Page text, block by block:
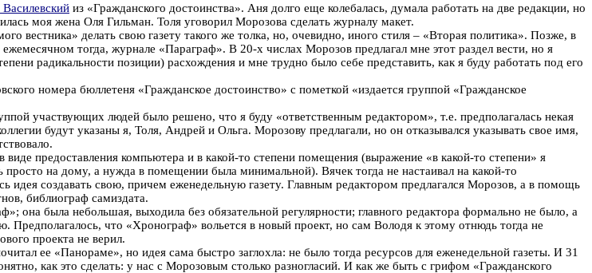
из «Гражданского достоинства». Аня долго еще колебалась, думала работать на две редакции, но
моя жена Оля Гильман. Толя уговорил Морозова сделать журналу макет.
вестника» делать свою газету такого же толка, но, очевидно, иного стиля – «Вторая политика». Позже, в
тогда, журнале «Параграф». В 20-х числах Морозов предлагал мне этот раздел вести, но я
радикальности позиции) расхождения и мне трудно было себе представить, как я буду работать под его
номера бюллетеня «Гражданское достоинство» с пометкой «издается группой «Гражданское
участвующих людей было решено, что я буду «ответственным редактором», т.е. предполагалась некая
будут указаны я, Толя, Андрей и Ольга. Морозову предлагали, но он отказывался указывать свое имя,
предоставления компьютера и в какой-то степени помещения (выражение «в какой-то степени» я
на дому, а нужда в помещении была минимальной). Вячек тогда не настаивал на какой-то
создавать свою, причем еженедельную газету. Главным редактором предлагался Морозов, а в помощь
библиограф самиздата.
она была небольшая, выходила без обязательной регулярности; главного редактора формально не было, а
что «Хронограф» вольется в новый проект, но сам Володя к этому отнюдь тогда не
проекта не верил.
ее «Панораме», но идея сама быстро заглохла: не было тогда ресурсов для еженедельной газеты. И 31
как это сделать: у нас с Морозовым столько разногласий. И как же быть с грифом «Гражданского